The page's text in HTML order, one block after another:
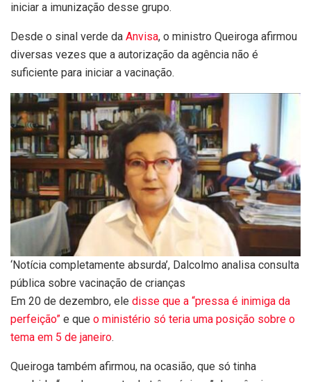
iniciar a imunização desse grupo.
Desde o sinal verde da Anvisa, o ministro Queiroga afirmou
diversas vezes que a autorização da agência não é
suficiente para iniciar a vacinação.
‘Notícia completamente absurda’, Dalcolmo analisa consulta
pública sobre vacinação de crianças
Em 20 de dezembro, ele disse que a “pressa é inimiga da
perfeição” e que o ministério só teria uma posição sobre o
tema em 5 de janeiro.
Queiroga também afirmou, na ocasião, que só tinha